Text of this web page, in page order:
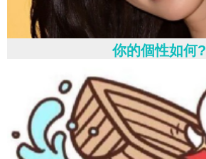
你的個性如何?